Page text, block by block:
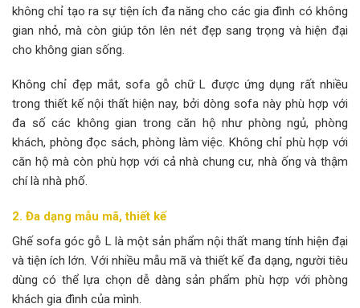
không chỉ tạo ra sự tiện ích đa năng cho các gia đình có không
gian nhỏ, mà còn giúp tôn lên nét đẹp sang trọng và hiện đại
cho không gian sống.
Không chỉ đẹp mắt, sofa gỗ chữ L được ứng dụng rất nhiều
trong thiết kế nội thất hiện nay, bởi dòng sofa này phù hợp với
đa số các không gian trong căn hộ như phòng ngủ, phòng
khách, phòng đọc sách, phòng làm việc. Không chỉ phù hợp với
căn hộ mà còn phù hợp với cả nhà chung cư, nhà ống và thậm
chí là nhà phố.
2. Đa dạng mẫu mã, thiết kế
Ghế sofa góc gỗ L là một sản phẩm nội thất mang tính hiện đại
và tiện ích lớn. Với nhiều mẫu mã và thiết kế đa dạng, người tiêu
dùng có thể lựa chọn dễ dàng sản phẩm phù hợp với phòng
khách gia đình của mình.